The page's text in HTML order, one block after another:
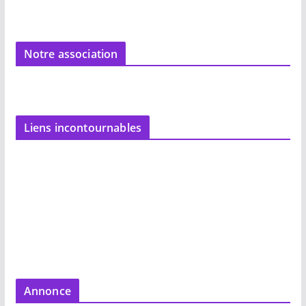
Notre association
Liens incontournables
Annonce